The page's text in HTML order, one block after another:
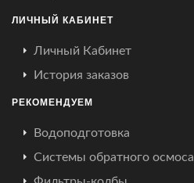
ЛИЧНЫЙ КАБИНЕТ
Личный Кабинет
История заказов
РЕКОМЕНДУЕМ
Водоподготовка
Системы обратного осмоса